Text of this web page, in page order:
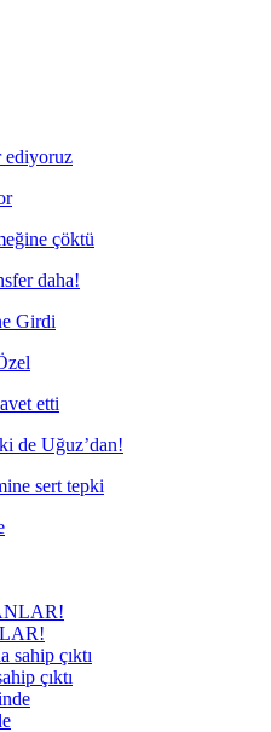
ediyoruz
çöktü
daha!
Girdi
etti
de Uğuz’dan!
sert tepki
çıktı